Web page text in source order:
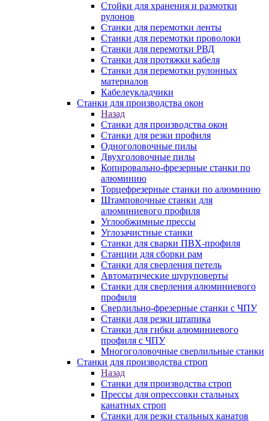
Стойки для хранения и размотки
рулонов
Станки для перемотки ленты
Станки для перемотки проволоки
Станки для перемотки РВД
Станки для протяжки кабеля
Станки для перемотки рулонных
материалов
Кабелеукладчики
Станки для производства окон
Назад
Станки для производства окон
Станки для резки профиля
Одноголовочные пилы
Двухголовочные пилы
Копировально-фрезерные станки по
алюминию
Торцефрезерные станки по алюминию
Штамповочные станки для
алюминиевого профиля
Углообжимные прессы
Углозачистные станки
Станки для сварки ПВХ-профиля
Станции для сборки рам
Станки для сверления петель
Автоматические шуруповерты
Станки для сверления алюминиевого
профиля
Сверлильно-фрезерные станки с ЧПУ
Станки для резки штапика
Станки для гибки алюминиевого
профиля с ЧПУ
Многоголовочные сверлильные станки
Станки для производства строп
Назад
Станки для производства строп
Прессы для опрессовки стальных
канатных строп
Станки для резки стальных канатов